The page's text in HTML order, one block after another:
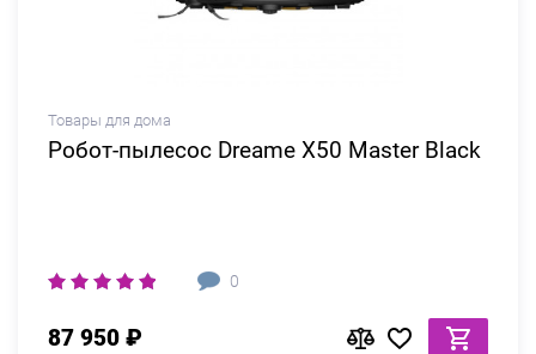
Товары для дома
Робот-пылесос Dreame X50 Master Black
0
87 950 ₽